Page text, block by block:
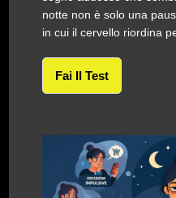
notte non è solo una
in cui il cervello riordina
Fai Il Test